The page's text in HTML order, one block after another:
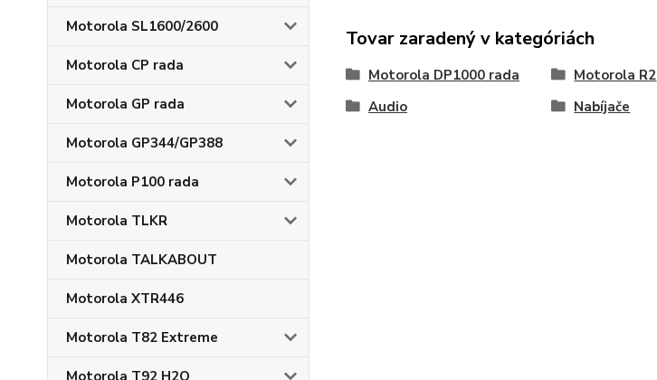
Motorola SL1600/2600
Motorola CP rada
Motorola GP rada
Motorola GP344/GP388
Motorola P100 rada
Motorola TLKR
Motorola TALKABOUT
Motorola XTR446
Motorola T82 Extreme
Motorola T92 H2O
Tovar zaradený v kategóriách
Motorola DP1000 rada Motorola R2
Audio
Nabíjače